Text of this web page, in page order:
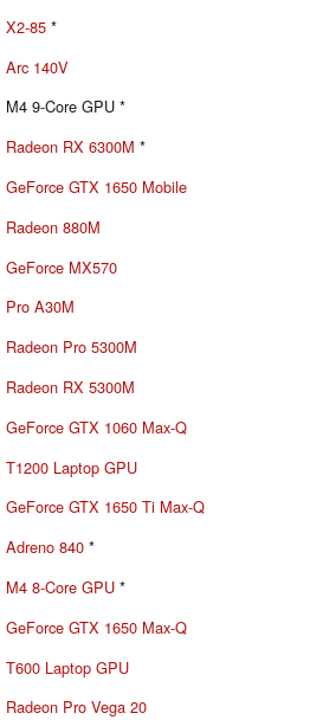
X2-85 *
Arc 140V
M4 9-Core GPU *
Radeon RX 6300M *
GeForce GTX 1650 Mobile
Radeon 880M
GeForce MX570
Pro A30M
Radeon Pro 5300M
Radeon RX 5300M
GeForce GTX 1060 Max-Q
T1200 Laptop GPU
GeForce GTX 1650 Ti Max-Q
Adreno 840 *
M4 8-Core GPU *
GeForce GTX 1650 Max-Q
T600 Laptop GPU
Radeon Pro Vega 20